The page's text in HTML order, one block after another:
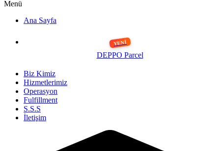
Menü
Ana Sayfa
DEPPO Parcel
Biz Kimiz
Hizmetlerimiz
Operasyon
Fulfillment
S.S.S
İletişim